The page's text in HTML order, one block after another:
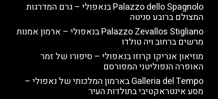
Palazzo dello Spagnolo בנאפולי – גרם המדרגות
המצולם ברובע סניטה
Palazzo Zevallos Stigliano בנאפולי – ארמון אמנות
מרשים ברחוב ויה טולדו
מוזיאון אנריקו קרוזו בנאפולי – סיפורו של זמר
האופרה הנפוליטני המפורסם
Galleria del Tempo בארמון המלכותי של נאפולי –
מסע אינטראקטיבי בתולדות העיר